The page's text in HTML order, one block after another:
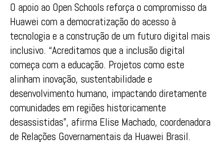
O apoio ao Open Schools reforça o compromisso da
Huawei com a democratização do acesso à
tecnologia e a construção de um futuro digital mais
inclusivo. “Acreditamos que a inclusão digital
começa com a educação. Projetos como este
alinham inovação, sustentabilidade e
desenvolvimento humano, impactando diretamente
comunidades em regiões historicamente
desassistidas”, afirma Elise Machado, coordenadora
de Relações Governamentais da Huawei Brasil.